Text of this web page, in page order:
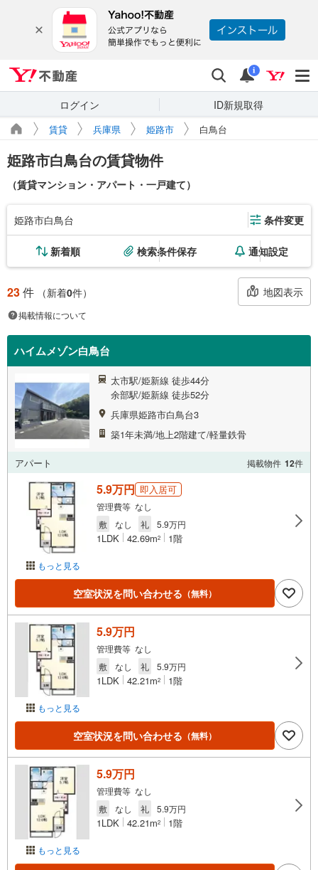
検索 通知
i
ログイン ID新規取得
賃貸 兵庫県 姫路市 白鳥台
姫路市白鳥台の賃貸物件
（賃貸マンション・アパート・一戸建て）
姫路市白鳥台 条件変更
新着順 検索条件保存 通知設定
23件 （新着0件） 地図表示
掲載情報について
ハイムメゾン白鳥台
太市駅/姫新線 徒歩44分
余部駅/姫新線 徒歩52分
兵庫県姫路市白鳥台3
築1年未満/地上2階建て/軽量鉄骨
アパート 掲載物件 12件
もっと見る
5.9万円 即入居可
管理費等 なし
敷
なし 礼 5.9万円
1LDK 42.69m2 1階
空室状況を問い合わせる （無料）
もっと見る
5.9万円
管理費等 なし
敷
なし 礼 5.9万円
1LDK 42.21m2 1階
空室状況を問い合わせる （無料）
もっと見る
5.9万円
管理費等 なし
敷
なし 礼 5.9万円
1LDK 42.21m2 1階